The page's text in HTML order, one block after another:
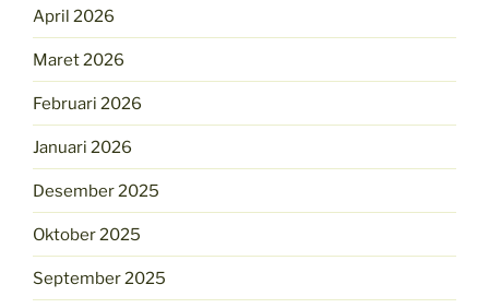
April 2026
Maret 2026
Februari 2026
Januari 2026
Desember 2025
Oktober 2025
September 2025